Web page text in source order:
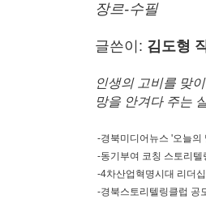
장르-수필
글쓴이: 김도형
인생의 고비를 맞
망을 안겨다 주는
-경북미디어뉴스 '오늘의
-동기부여 코칭 스토리텔
-4차산업혁명시대 리더
-경북스토리텔링클럽 공